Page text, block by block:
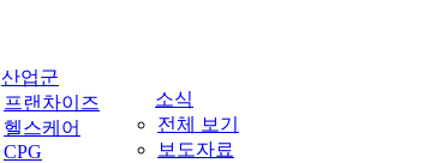
산업군
프랜차이즈
헬스케어
CPG
소식
전체 보기
보도자료